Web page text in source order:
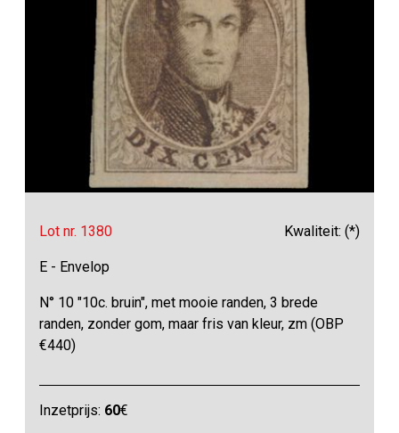
Lot nr. 1380 Kwaliteit: (*)
E - Envelop
N° 10 "10c. bruin", met mooie randen, 3 brede
randen, zonder gom, maar fris van kleur, zm (OBP
€440)
Inzetprijs: 60€